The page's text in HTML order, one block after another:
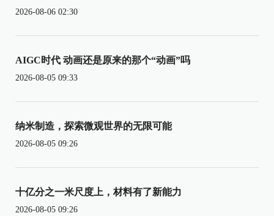
2026-08-06 02:30
AIGC时代 动画还是原来的那个“动画”吗
2026-08-05 09:33
纳米制造，探索微观世界的无限可能
2026-08-05 09:26
十亿分之一米尺度上，材料有了新能力
2026-08-05 09:26